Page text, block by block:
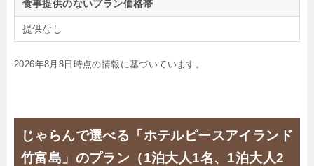
食事提供のないプラン価格帯
提供なし
2026年8月8日時点の情報に基づいています。
じゃらんで選べる「ホテルピースアイランド
竹富島」のプラン（1泊大人1名、1泊大人2